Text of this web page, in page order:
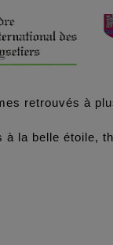
retrouvés à
la belle étoile,